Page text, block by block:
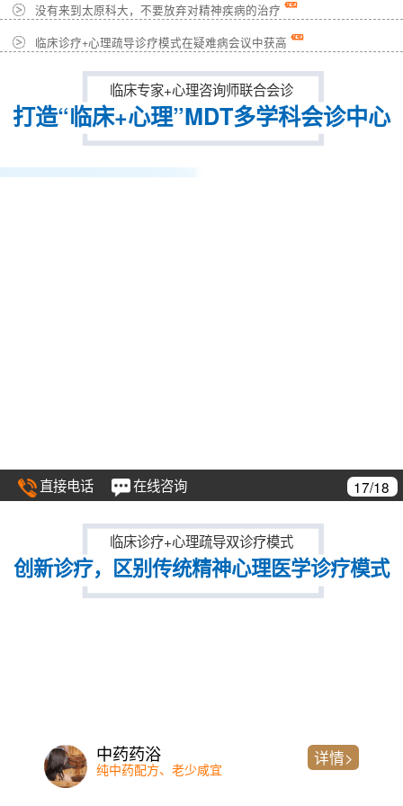
没有来到太原科大，不要放弃对精神疾病的治疗
临床诊疗+心理疏导诊疗模式在疑难病会议中获高
临床专家+心理咨询师联合会诊
打造“临床+心理”MDT多学科会诊中心
直接电话 在线咨询 17/18
临床诊疗+心理疏导双诊疗模式
创新诊疗，区别传统精神心理医学诊疗模式
中药药浴
纯中药配方、老少咸宜
详情>